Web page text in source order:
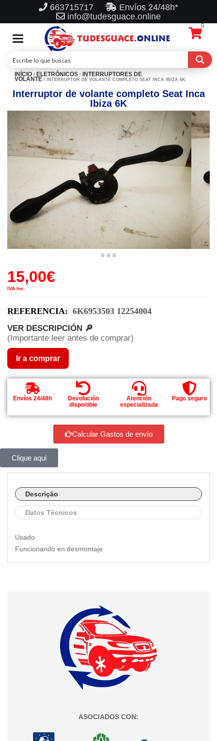
663715717
Envíos 24/48h*
info@tudesguace.online
Toggle
navigation
0
INÍCIO / ELETRÔNICOS / INTERRUPTORES DE
VOLANTE / INTERRUPTOR DE VOLANTE COMPLETO SEAT INCA IBIZA 6K
Interruptor de volante completo Seat Inca
Ibiza 6K
15,00€
IVA Inc.
REFERENCIA: 6K6953503 12254004
VER DESCRIPCIÓN 🔎
(Importante leer antes de comprar)
Ir a comprar
Envíos 24/48h
Devolución
disponible
Atención
especializada
Pago seguro
Calcular Gastos de envío
Clique aqui
Descrição
Datos Técnicos
Usado
Funcionando en desmontaje
ASOCIADOS CON: